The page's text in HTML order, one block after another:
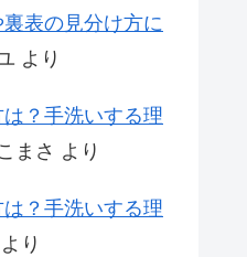
表の見分け方に
より
？手洗いする理
まさ より
？手洗いする理
より